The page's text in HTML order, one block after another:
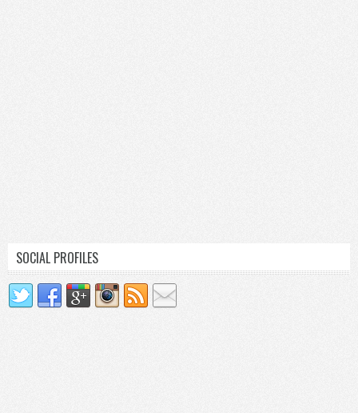
SOCIAL PROFILES